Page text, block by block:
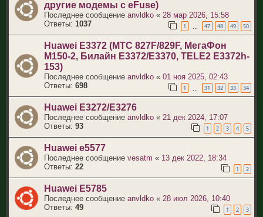
другие модемы с eFuse)
Последнее сообщение anvldko « 28 мар 2026, 15:58
Ответы: 1037 1 47 48 49 50
Huawei E3372 (МТС 827F/829F, МегаФон
M150-2, Билайн E3372/E3370, TELE2 E3372h-
153)
Последнее сообщение anvldko « 01 ноя 2025, 02:43
Ответы: 698 1 31 32 33 34
Huawei E3272/E3276
Последнее сообщение anvldko « 21 дек 2024, 17:07
Ответы: 93 1 2 3 4 5
Huawei e5577
Последнее сообщение vesatm « 13 дек 2022, 18:34
Ответы: 22 1 2
Huawei E5785
Последнее сообщение anvldko « 28 июл 2026, 10:40
Ответы: 49 1 2 3